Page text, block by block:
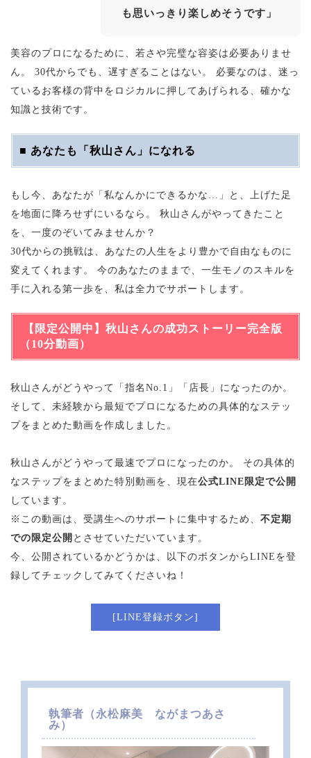
も思いっきり楽しめそうです」
美容のプロになるために、若さや完璧な容姿は必要ありませ
ん。 30代からでも、遅すぎることはない。 必要なのは、迷っ
ているお客様の背中をロジカルに押してあげられる、確かな
知識と技術です。
■ あなたも「秋山さん」になれる
もし今、あなたが「私なんかにできるかな…」と、上げた足
を地面に降ろせずにいるなら。 秋山さんがやってきたこと
を、一度のぞいてみませんか？
30代からの挑戦は、あなたの人生をより豊かで自由なものに
変えてくれます。 今のあなたのままで、一生モノのスキルを
手に入れる第一歩を、私は全力でサポートします。
【限定公開中】秋山さんの成功ストーリー完全版
（10分動画）
秋山さんがどうやって「指名No.1」「店長」になったのか。
そして、未経験から最短でプロになるための具体的なステッ
プをまとめた動画を作成しました。
秋山さんがどうやって最速でプロになったのか。 その具体的
なステップをまとめた特別動画を、現在公式LINE限定で公開
しています。
※この動画は、受講生へのサポートに集中するため、 不定期
での限定公開 とさせていただいています。
今、公開されているかどうかは、以下のボタンからLINEを登
録してチェックしてみてくださいね！
[LINE登録ボタン]
執筆者（永松麻美 ながまつあさ
み）